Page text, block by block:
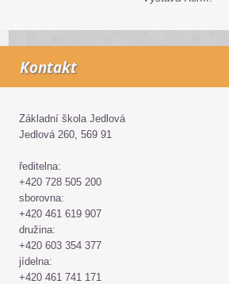
Kontakt
Základní škola Jedlová
Jedlová 260, 569 91
ředitelna:
+420 728 505 200
sborovna:
+420 461 619 907
družina:
+420 603 354 377
jídelna:
+420 461 741 171